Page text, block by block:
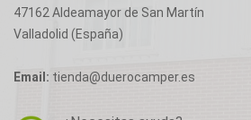
47162 Aldeamayor de San Martín
Valladolid (España)
Email: tienda@duerocamper.es